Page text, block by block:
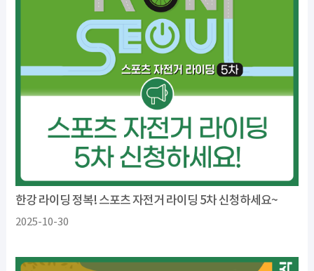
한강 라이딩 정복! 스포츠 자전거 라이딩 5차 신청하세요~
2025-10-30